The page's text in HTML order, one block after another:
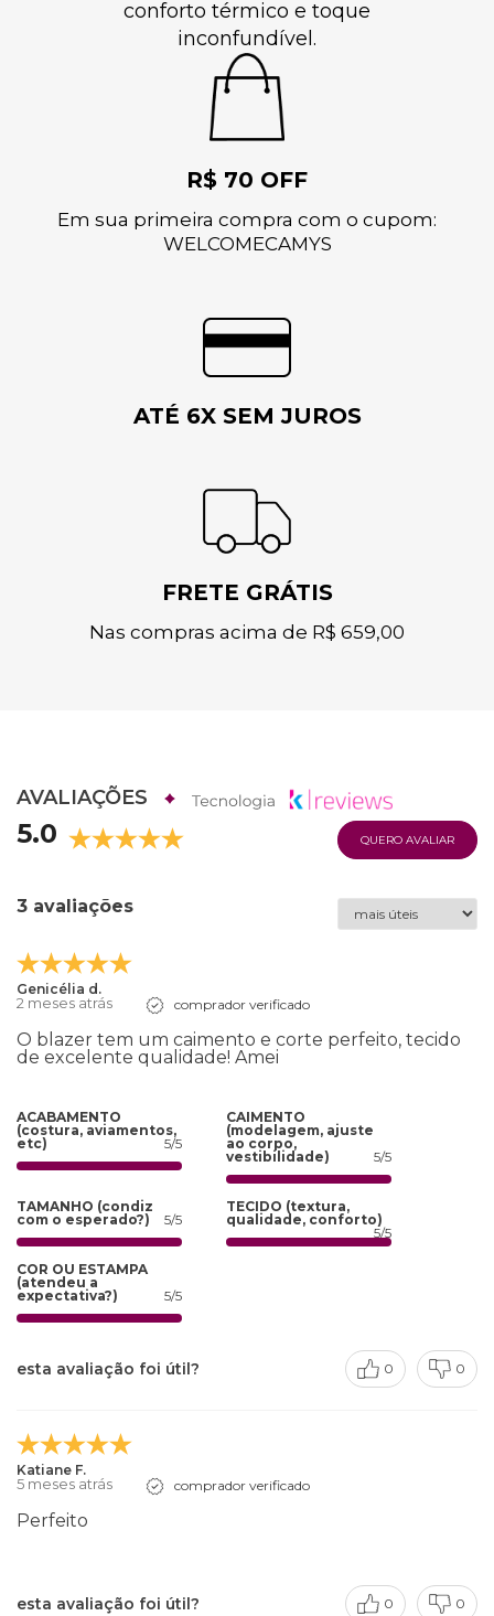
conforto térmico e toque
inconfundível.
R$ 70 OFF
Em sua primeira compra com o cupom:
WELCOMECAMYS
ATÉ 6X SEM JUROS
FRETE GRÁTIS
Nas compras acima de R$ 659,00
AVALIAÇÕES
5.0 QUERO AVALIAR
3 avaliações
Genicélia d.
2 meses atrás comprador verificado
O blazer tem um caimento e corte perfeito, tecido
de excelente qualidade! Amei
ACABAMENTO
(costura, aviamentos,
etc)
5/5
CAIMENTO
(modelagem, ajuste
ao corpo,
vestibilidade)
5/5
TAMANHO (condiz
com o esperado?)
5/5
TECIDO (textura,
qualidade, conforto)
5/5
COR OU ESTAMPA
(atendeu a
expectativa?)
5/5
esta avaliação foi útil? 0 0
Katiane F.
5 meses atrás comprador verificado
Perfeito
esta avaliação foi útil? 0 0